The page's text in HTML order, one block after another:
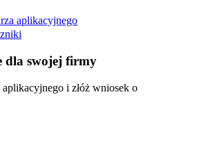
aplikacyjnego
dla swojej firmy
i złóż wniosek o